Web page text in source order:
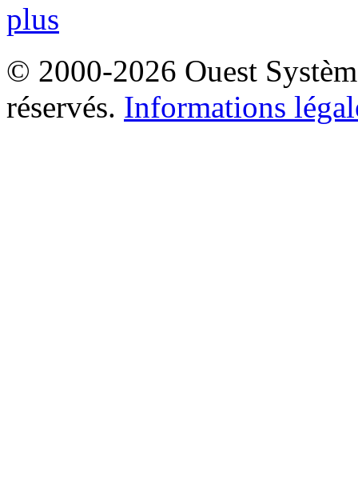
plus
© 2000-2026 Ouest
réservés. Informations